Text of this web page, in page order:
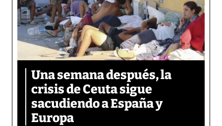
Una semana después, la
crisis de Ceuta sigue
sacudiendo a España y
Europa